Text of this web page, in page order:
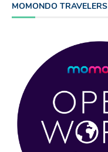
MOMONDO TRAVELERS